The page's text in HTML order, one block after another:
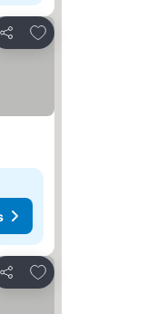
Partilhar
Adicionar aos
Partilhar
Adicionar aos